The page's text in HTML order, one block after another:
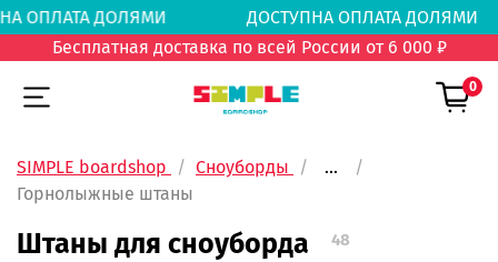
ОПЛАТА ДОЛЯМИ
ДОСТУПНА ОПЛАТА
Бесплатная доставка по всей России от 6 000 ₽
0
SIMPLE boardshop Сноуборды
...
Горнолыжные штаны
Штаны для сноуборда 48